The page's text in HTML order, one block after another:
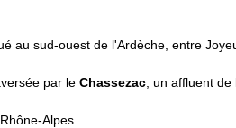
au sud-ouest de l'Ardèche, entre
par le Chassezac, un affluent de
Alpes